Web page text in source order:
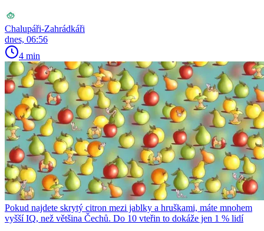
Chalupáři-Zahrádkáři
dnes, 06:56
4 min
Pokud najdete skrytý citron mezi jablky a hruškami, máte mnohem
vyšší IQ, než většina Čechů. Do 10 vteřin to dokáže jen 1 % lidí